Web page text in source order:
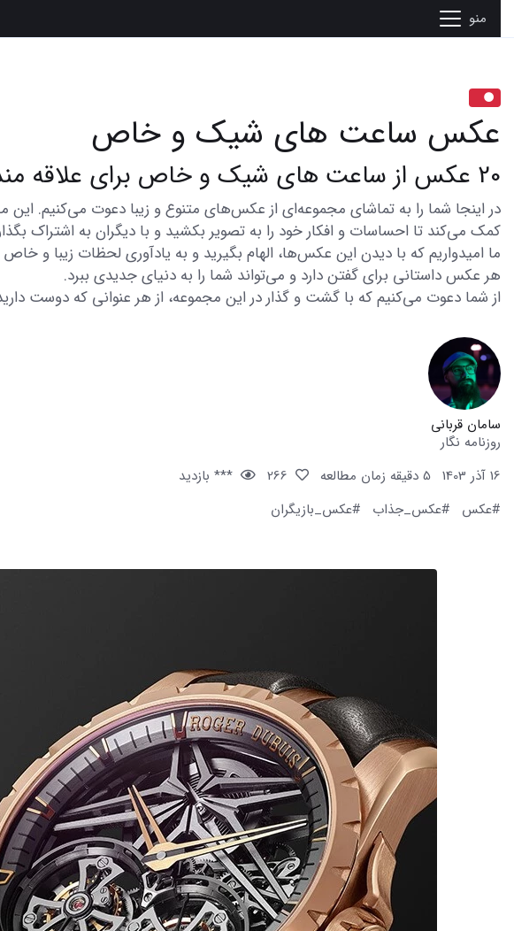
منو
عکس ساعت های شیک و خاص
20 عکس از ساعت های شیک و خاص برای علاقه مندان به استایل
کمک می‌کند تا احساسات و افکار خود را به تصویر بکشید و با دیگران به اشتراک
ما امیدواریم که با دیدن این عکس‌ها، الهام بگیرید و به یادآوری لحظات زیبا و خاص
هر عکس داستانی برای گفتن دارد و می‌تواند شما را به دنیای جدیدی ببرد.
از شما دعوت می‌کنیم که با گشت و گذار در این مجموعه، از هر عنوانی که دوست
سامان قربانی
روزنامه نگار
16 آذر 1403
5 دقیقه زمان مطالعه
*** بازدید
#عکس
#عکس_جذاب #عکس_بازیگران